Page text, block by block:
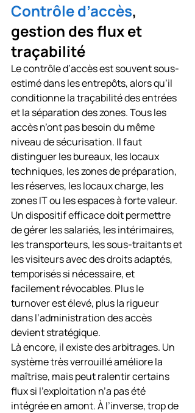
Contrôle d’accès,
gestion des flux et
traçabilité
Le contrôle d’accès est souvent sous-
estimé dans les entrepôts, alors qu’il
conditionne la traçabilité des entrées
et la séparation des zones. Tous les
accès n’ont pas besoin du même
niveau de sécurisation. Il faut
distinguer les bureaux, les locaux
techniques, les zones de préparation,
les réserves, les locaux charge, les
zones IT ou les espaces à forte valeur.
Un dispositif efficace doit permettre
de gérer les salariés, les intérimaires,
les transporteurs, les sous-traitants et
les visiteurs avec des droits adaptés,
temporisés si nécessaire, et
facilement révocables. Plus le
turnover est élevé, plus la rigueur
dans l’administration des accès
devient stratégique.
Là encore, il existe des arbitrages. Un
système très verrouillé améliore la
maîtrise, mais peut ralentir certains
flux si l’exploitation n’a pas été
intégrée en amont. À l’inverse, trop de